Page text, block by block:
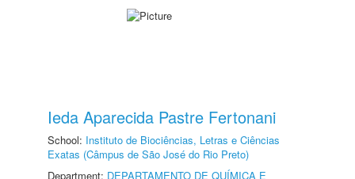
Ieda Aparecida Pastre Fertonani
School: Instituto de Biociências, Letras e Ciências
Exatas (Câmpus de São José do Rio Preto)
Department: DEPARTAMENTO DE QUÍMICA E